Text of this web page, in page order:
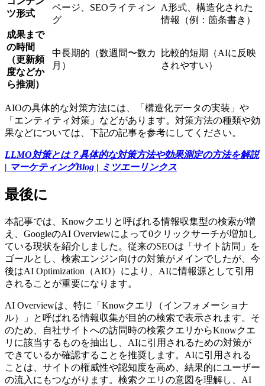
ツ形式
ページ、SEOライティン
グ
A形式、構造化された
情報（例：箇条書き）
成果まで
の時間
（更新頻
度などか
ら推測）
中長期的（数週間〜数カ
月）
比較的短期（AIに反映
されやすい）
AIOの具体的な対策方法には、「構造化データの実装」や
「エンティティ対策」などがあります。対策方法の種類や効
果などについては、下記の記事を参考にしてください。
LLMO対策とは？具体的な対策方法や効果測定の方法を解説
| マーケティングBlog | ミツエーリンクス
最後に
本記事では、Knowクエリと呼ばれる情報収集型の検索が増
え、GoogleのAI Overviewによって0クリックサーチが増加し
ている現状を紹介しました。従来のSEOは「サイト訪問」を
ゴールとし、検索エンジン向けの対策がメインでしたが、今
後はAI Optimization（AIO）により、AIに情報源として引用
されることが重要になります。
AI Overviewは、特に「Knowクエリ（インフォメーショナ
ル）」と呼ばれる情報収集が目的の検索で表示されます。そ
のため、自社サイトへの訪問時の検索クエリからKnowクエ
リに該当するものを抽出し、AIに引用されるための対策が
できているか確認することを推奨します。AIに引用される
ことは、サイトの権威性や認知度を高め、結果的にユーザー
の流入にもつながります。検索クエリの意図を理解し、AI